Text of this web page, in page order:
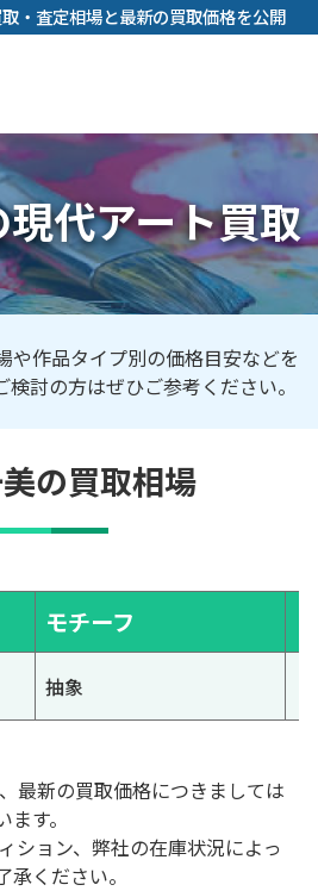
内
容
キ
プ
・査定相場と最新の買取価格を公開
代アート買取
や作品タイプ別の価格目安などを
討の方はぜひご参考ください。
の買取相場
モチーフ
抽象
最新の買取価格につきましては
す。
ション、弊社の在庫状況によっ
ください。